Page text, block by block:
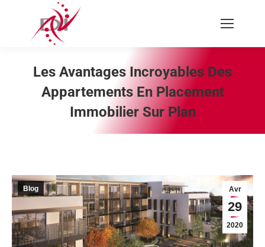
Recherche
:
Les Avantages Incroyables Des
Appartements En Placement
Immobilier Sur Plan
Vous êtes ici :
Avr
29
2020
Blog